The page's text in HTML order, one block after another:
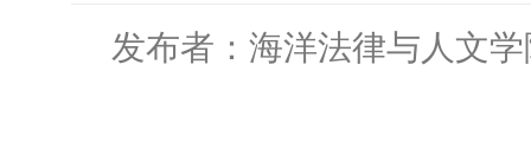
发布者：海洋法律与人文